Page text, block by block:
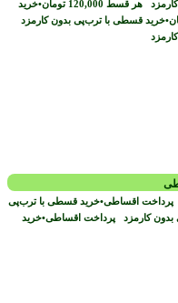
هر قسط 120,000 تومان•خرید
•خرید قسطی با ترب‌پی بدون کارمزد
480,000 تومان
پرداخت اقساطی•خرید قسطی با ترب‌پی
کارمزد پرداخت اقساطی•خرید